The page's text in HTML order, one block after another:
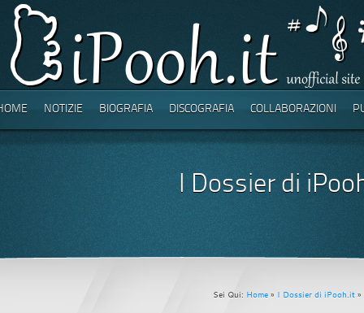
NOTIZIE BIOGRAFIA DISCOGRAFIA COLLABORAZIONI
I Dossier di
Sei Qui: Home » I Dossier di iPooh.it »